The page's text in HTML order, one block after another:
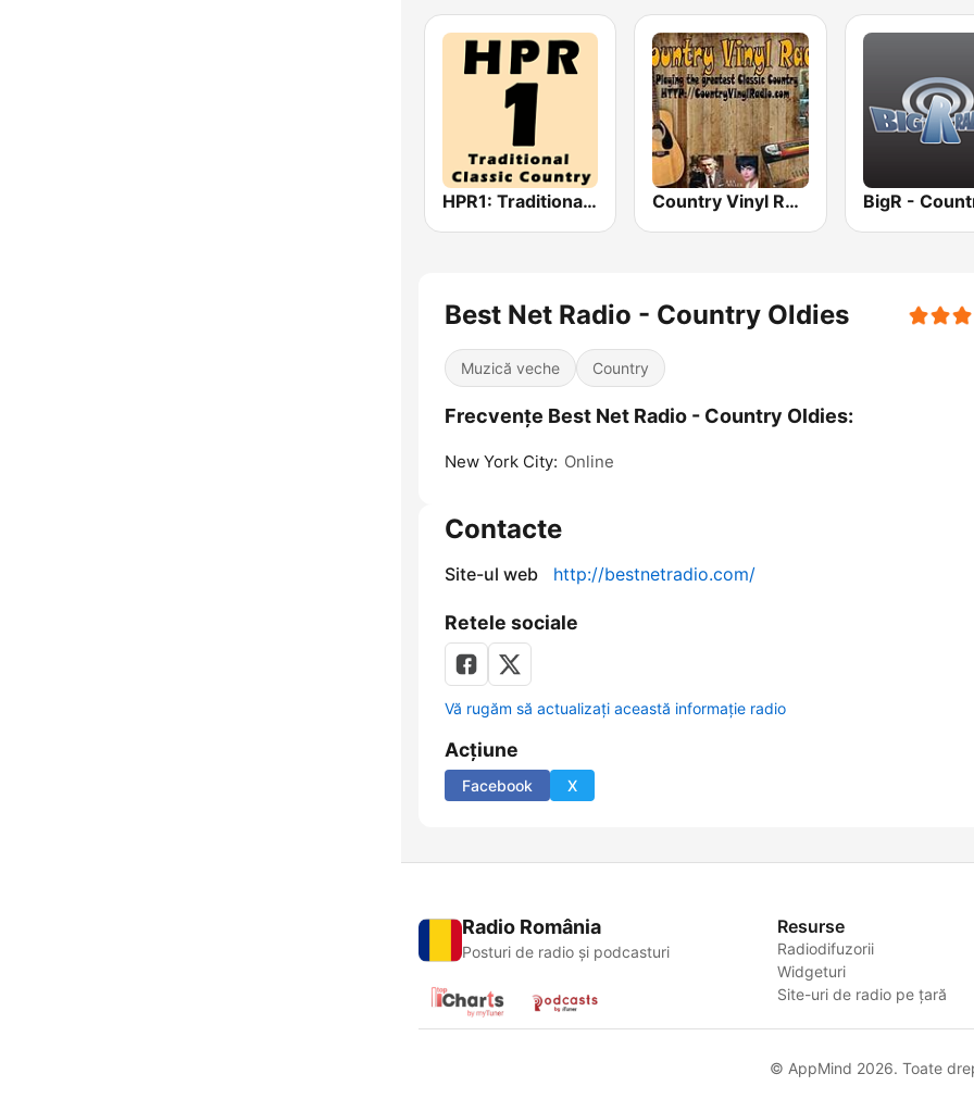
HPR1: Traditional Classic Country Country Vinyl Radio
Best Net Radio - Country Oldies
Muzică veche Country
Frecvențe Best Net Radio - Country Oldies:
New York City: Online
Contacte
Site-ul web http://bestnetradio.com/
Retele sociale
Vă rugăm să actualizați această informație radio
Acțiune
Facebook X
Radio România
Posturi de radio și podcasturi
Resurse
Radiodifuzorii
Widgeturi
Site-uri de radio pe țară
© AppMind 2026. Toate